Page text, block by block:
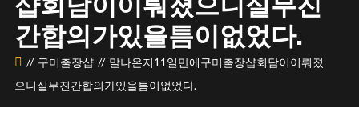
간합의가있을틈이없었다.
구미 출장샵
말나온지11일만에구미 출장샵회담이이뤄졌
으니실무진간합의가있을틈이없었다.